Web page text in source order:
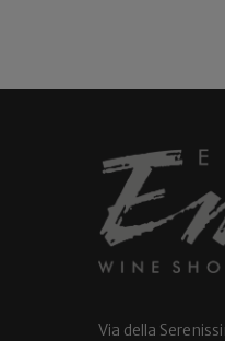
Via della